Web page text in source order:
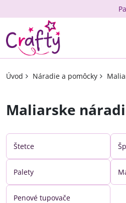
Úvod Náradie a pomôcky
Maliarske
Štetce
Palety
Penové tupovače